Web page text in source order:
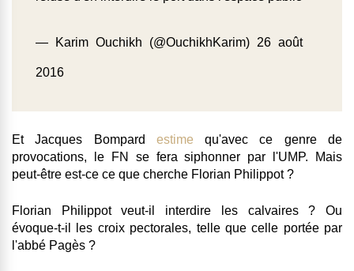
— Karim Ouchikh (@OuchikhKarim) 26 août
2016
Et Jacques Bompard estime qu'avec ce genre de
provocations, le FN se fera siphonner par l'UMP. Mais
peut-être est-ce ce que cherche Florian Philippot ?
Florian Philippot veut-il interdire les calvaires ? Ou
évoque-t-il les croix pectorales, telle que celle portée par
l'abbé Pagès ?